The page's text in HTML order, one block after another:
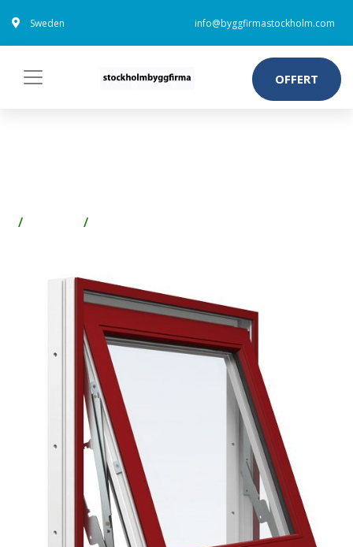
Sweden info@byggfirmastockholm.com
OFFERT